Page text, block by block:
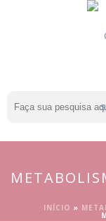
INÍCIO »